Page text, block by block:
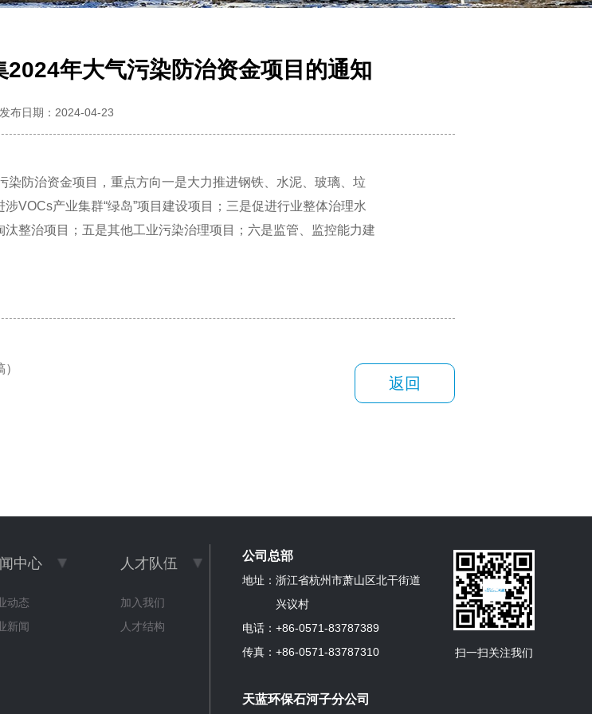
年大气污染防治资金项目的通知
发布日期：2024-04-23
染防治资金项目，重点方向一是大力推进钢铁、水泥、玻璃、垃
VOCs产业集群“绿岛”项目建设项目；三是促进行业整体治理水
整治项目；五是其他工业污染治理项目；六是监管、监控能力建
返回
中心
动态
新闻
人才队伍
加入我们
人才结构
公司总部
地址： 浙江省杭州市萧山区北干街道
兴议村
电话： +86-0571-83787389
传真： +86-0571-83787310
天蓝环保石河子分公司
扫一扫关注我们